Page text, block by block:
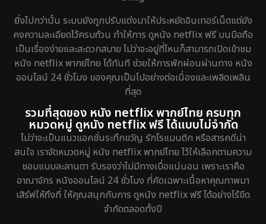
ยิ่งไปกว่านั้น ระบบยังถูกปรับแต่งมาให้ประหยัดอินเทอร์เน็ตแต่ยัง
คงความละเอียดไว้ครบถ้วน ทำให้การ ดูหนัง netflix ฟรี บนมือถือ
เป็นเรื่องง่ายและสะดวกสบาย ไม่ว่าจะอยู่ที่ไหนก็สามารถเปิดเข้าชม
หนัง netflix พากย์ไทย ได้ทันที ช่วยให้การพักผ่อนผ่านทาง หนัง
ออนไลน์ 24 ชั่วโมง ของคุณเป็นไปอย่างต่อเนื่องและเพลิดเพลิน
ที่สุด
รวมที่สุดของ หนัง netflix พากย์ไทย ครบทุก
หมวดหมู่ ดูหนัง netflix ฟรี ได้แบบไม่จำกัด
ไม่ว่าจะเป็นแนวแอคชั่นระทึกขวัญ รักโรแมนติก หรือสารคดีน่า
สนใจ เราจัดหมวดหมู่ หนัง netflix พากย์ไทย ไว้ให้เลือกตามความ
ชอบแบบละลานตา รับรองว่าไม่มีทางเบื่อแน่นอน เพราะเราคือ
อาณาจักร หนังออนไลน์ 24 ชั่วโมง ที่คัดเฉพาะเนื้อหาคุณภาพมา
เสิร์ฟให้ถึงที่ ให้คุณสนุกกับการ ดูหนัง netflix ฟรี ได้อย่างไร้ขีด
จำกัดตลอดทั้งปี